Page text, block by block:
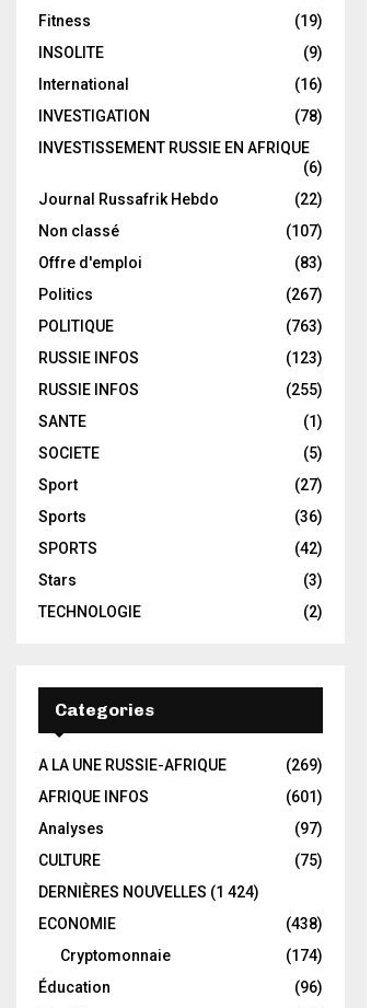
Fitness
(19)
INSOLITE
(9)
International
(16)
INVESTIGATION
(78)
INVESTISSEMENT RUSSIE EN AFRIQUE
(6)
Journal Russafrik Hebdo
(22)
Non classé
(107)
Offre d'emploi
(83)
Politics
(267)
POLITIQUE
(763)
RUSSIE INFOS
(123)
RUSSIE INFOS
(255)
SANTE
(1)
SOCIETE
(5)
Sport
(27)
Sports
(36)
SPORTS
(42)
Stars
(3)
TECHNOLOGIE
(2)
Categories
A LA UNE RUSSIE-AFRIQUE
(269)
AFRIQUE INFOS
(601)
Analyses
(97)
CULTURE
(75)
DERNIÈRES NOUVELLES (1 424)
ECONOMIE
(438)
Cryptomonnaie
(174)
Éducation
(96)